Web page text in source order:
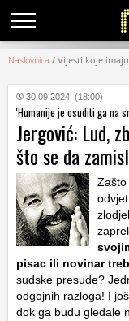
KATEGORIJE
HRVATSKI
WEB
Naslovnica / Vijesti koje
30.09.2024. (18:00)
'Humanije je osuditi ga na
Jergović: Lud,
što se da
Zašto
pisac ili novinar
sudske presude?
odgojnih razloga! I
dok ga budu gledale